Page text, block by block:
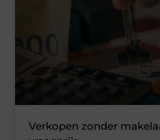
Verkopen zonder